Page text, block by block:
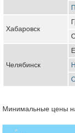
Хабаровск
Челябинск
Минимальные цены